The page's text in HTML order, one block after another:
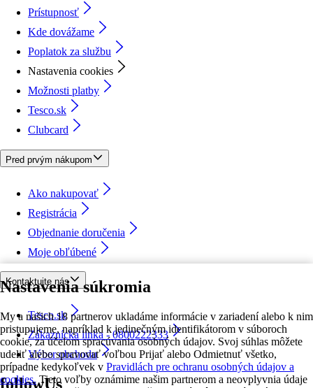
Nastavenia súkromia
My a našich 18 partnerov ukladáme informácie v zariadení alebo k nim
pristupujeme, napríklad k jedinečným identifikátorom v súboroch
cookie, za účelom spracúvania osobných údajov. Svoj súhlas môžete
udeliť alebo spravovať voľbou Prijať alebo Odmietnuť všetko,
prípadne kedykoľvek v Pravidlách pre ochranu osobných údajov a
cookies. Tieto voľby oznámime našim partnerom a neovplyvnia údaje
Prístupnosť
Kde dovážame
Poplatok za službu
Nastavenia cookies
Možnosti platby
Tesco.sk
Clubcard
Pred prvým nákupom
Ako nakupovať
Registrácia
Objednanie doručenia
Moje obľúbené
Kontaktujte nás
Tesco.sk
Zákaznícka linka - 0800222333
Výber obchodu
followUs